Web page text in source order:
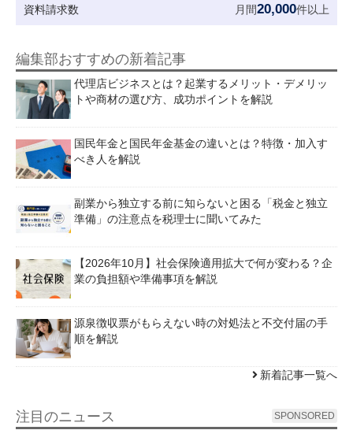
資料請求数
月間20,000件以上
編集部おすすめの新着記事
代理店ビジネスとは？起業するメリット・デメリッ
トや商材の選び方、成功ポイントを解説
国民年金と国民年金基金の違いとは？特徴・加入す
べき人を解説
副業から独立する前に知らないと困る「税金と独立
準備」の注意点を税理士に聞いてみた
【2026年10月】社会保険適用拡大で何が変わる？企
業の負担額や準備事項を解説
源泉徴収票がもらえない時の対処法と不交付届の手
順を解説
新着記事一覧へ
注目のニュース SPONSORED